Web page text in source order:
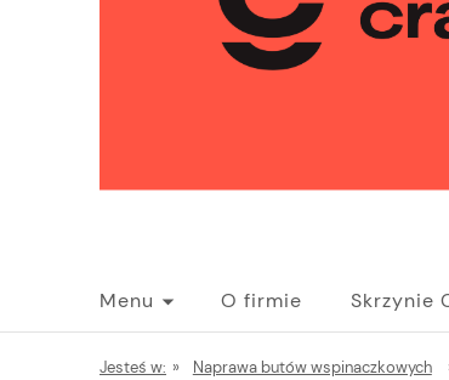
Menu O firmie Skrzynie
Pytania i odpowiedzi
Jesteś w: » Naprawa butów wspinaczkowych